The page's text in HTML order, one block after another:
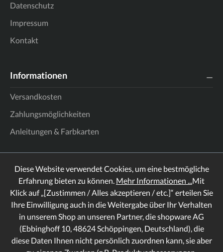
Datenschutz
Impressum
Kontakt
Informationen
Versandkosten
Zahlungsmöglichkeiten
Anleitungen & Farbkarten
Rechtliches Informationen
Diese Website verwendet Cookies, um eine bestmögliche
Erfahrung bieten zu können. Mehr Informationen ...Mit
Klick auf „[Zustimmen / Alles akzeptieren / etc.]“ erteilen Sie
Ihre Einwilligung auch in die Weitergabe über Ihr Verhalten
in unserem Shop an unseren Partner, die shopware AG
(Ebbinghoff 10, 48624 Schöppingen, Deutschland), die
diese Daten Ihnen nicht persönlich zuordnen kann, sie aber